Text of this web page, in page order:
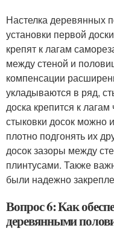
Настелка деревянных
установки первой
крепят к лагам
между стеной и
компенсации
укладываются в ряд,
доска крепится к
стыковки досок можно
плотно подгонять их
досок зазоры между
плинтусами. Также
были надежно
Вопрос 6: Как
деревянными